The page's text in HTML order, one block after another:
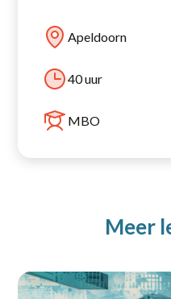
Apeldoorn
40 uur
MBO
Meer